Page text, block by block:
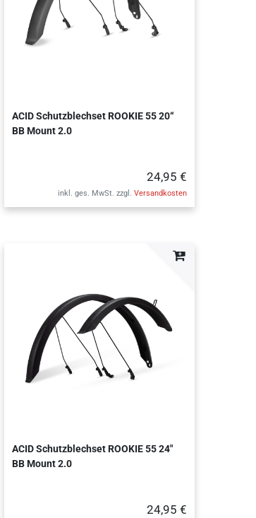
ACID Schutzblechset ROOKIE 55 20“
BB Mount 2.0
24,95 €
inkl. ges. MwSt. zzgl. Versandkosten
ACID Schutzblechset ROOKIE 55 24"
BB Mount 2.0
24,95 €